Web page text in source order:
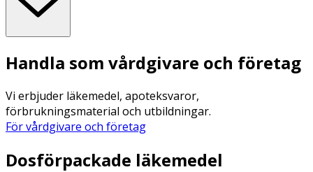
Handla som vårdgivare och företag
Vi erbjuder läkemedel, apoteksvaror,
förbrukningsmaterial och utbildningar.
För vårdgivare och företag
Dosförpackade läkemedel